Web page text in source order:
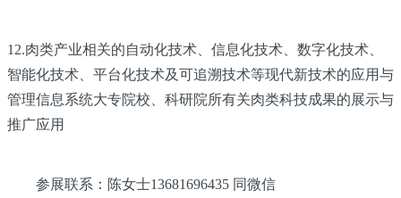
12.肉类产业相关的自动化技术、信息化技术、数字化技术、
智能化技术、平台化技术及可追溯技术等现代新技术的应用与
管理信息系统大专院校、科研院所有关肉类科技成果的展示与
推广应用
参展联系：陈女士13681696435 同微信